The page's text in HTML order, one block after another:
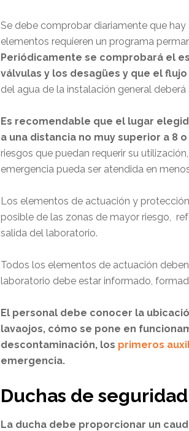
Se debe comprobar diariamente que
elementos requieren un programa
Periódicamente se comprobará el
válvulas y los desagües y que el
del agua de la instalación general
Es recomendable que el lugar
a una distancia no muy superior a 8
riesgos que puedan requerir su
emergencia pueda ser atendida en
Los elementos de actuación y
posible de las zonas de mayor riesgo,
salida del laboratorio.
Todos los elementos de actuación
laboratorio debe estar informado,
El personal debe conocer la
lavaojos, cómo se pone en
descontaminación, los primeros
emergencia.
Duchas de seguridad
La ducha debe proporcionar un